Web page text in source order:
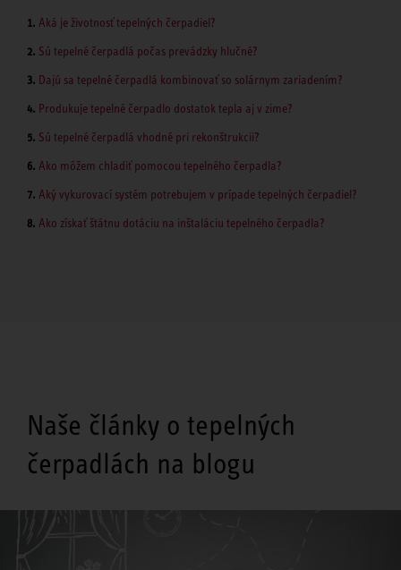
Aká je životnosť tepelných čerpadiel?
Sú tepelné čerpadlá počas prevádzky hlučné?
Dajú sa tepelné čerpadlá kombinovať so solárnym zariadením?
Produkuje tepelné čerpadlo dostatok tepla aj v zime?
Sú tepelné čerpadlá vhodné pri rekonštrukcii?
Ako môžem chladiť pomocou tepelného čerpadla?
Aký vykurovací systém potrebujem v prípade tepelných čerpadiel?
Ako získať štátnu dotáciu na inštaláciu tepelného čerpadla?
Naše články o tepelných
čerpadlách na blogu